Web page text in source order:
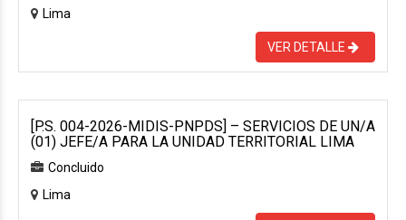
Lima
VER DETALLE
[P.S. 004-2026-MIDIS-PNPDS] – SERVICIOS DE UN/A
(01) JEFE/A PARA LA UNIDAD TERRITORIAL LIMA
Concluido
Lima